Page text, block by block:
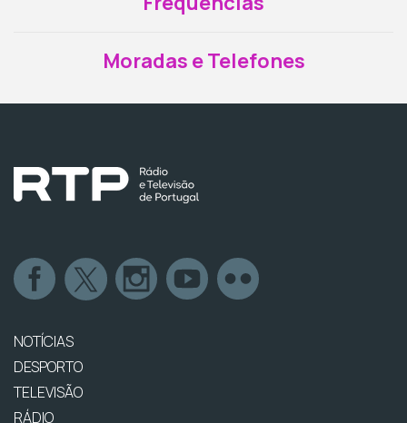
Moradas e Telefones
NOTÍCIAS
DESPORTO
TELEVISÃO
RÁDIO